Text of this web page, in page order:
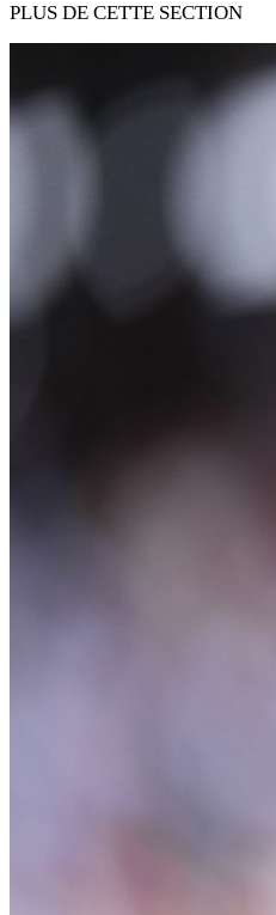
PLUS DE CETTE SECTION